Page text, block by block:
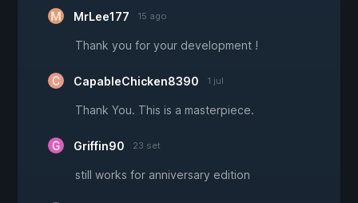
MrLee177 15 ago
Thank you for your development !
CapableChicken8390 1 jul
Thank You. This is a masterpiece.
Griffin90 23 set
still works for anniversary edition